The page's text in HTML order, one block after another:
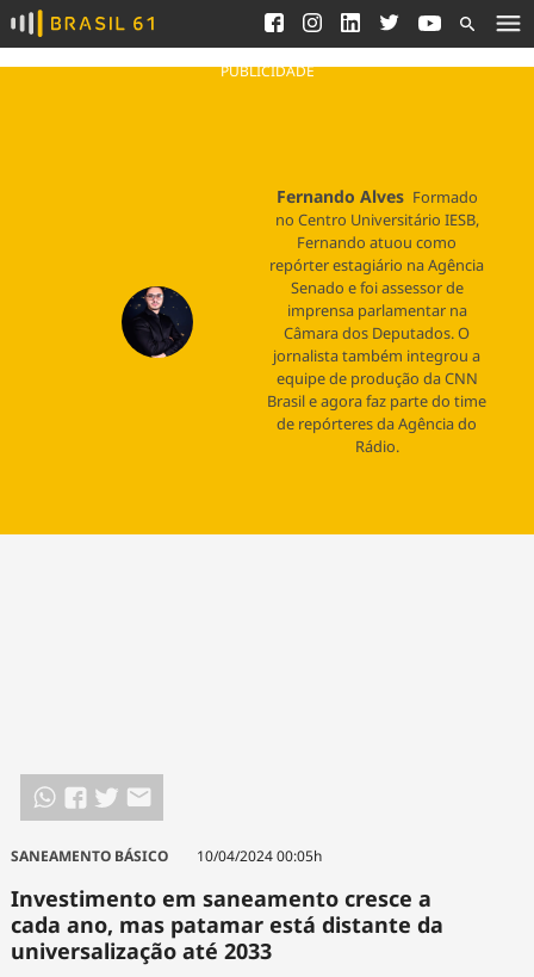
Ver todas as notícias
Podcasts
Saneamento
Indicadores
Brasil Mineral
Quem somos
Expediente
Trabalhe no Brasil 61
Contato
Tecnologia
Meio Ambiente
PUBLICIDADE
Fernando Alves Formado
no Centro Universitário IESB,
Fernando atuou como
repórter estagiário na Agência
Senado e foi assessor de
imprensa parlamentar na
Câmara dos Deputados. O
jornalista também integrou a
equipe de produção da CNN
Brasil e agora faz parte do time
de repórteres da Agência do
Rádio.
SANEAMENTO BÁSICO 10/04/2024 00:05h
Investimento em saneamento cresce a
cada ano, mas patamar está distante da
universalização até 2033